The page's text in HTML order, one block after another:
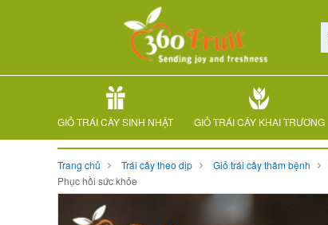
GIỎ TRÁI CÂY SINH NHẬT GIỎ TRÁI CÂY KHAI TRƯƠNG
Trang chủ Trái cây theo dịp Giỏ trái cây thăm bệnh
Phục hồi sức khỏe